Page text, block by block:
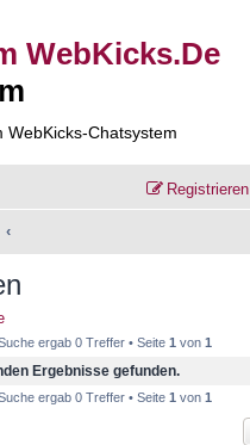
WebKicks.De
Chatsystem
Registrieren
ergab 0 Treffer • Seite 1 von 1
Ergebnisse gefunden.
ergab 0 Treffer • Seite 1 von 1